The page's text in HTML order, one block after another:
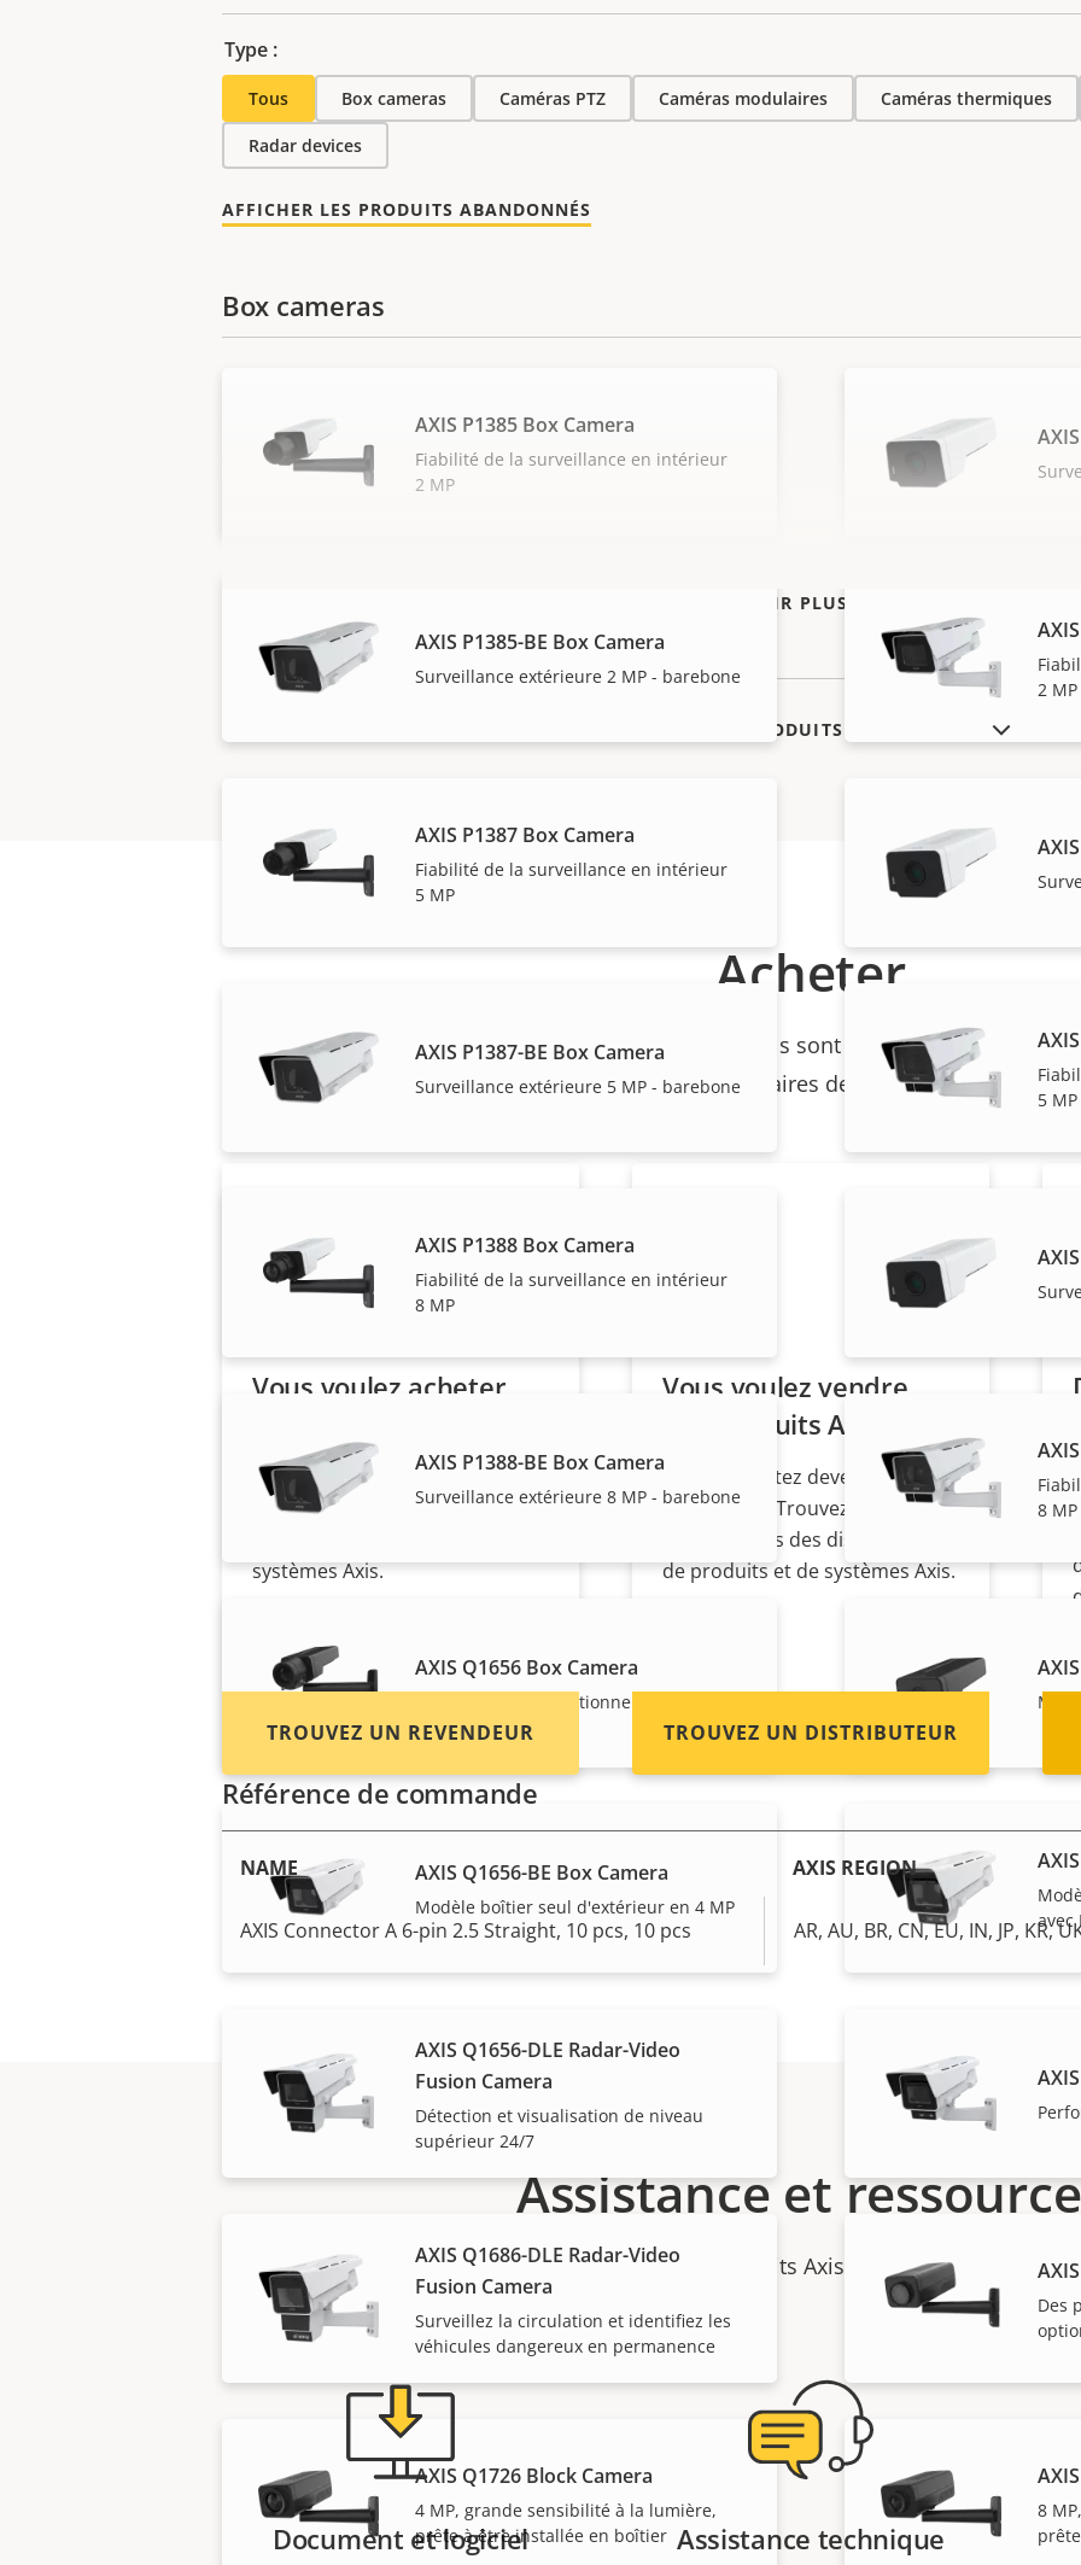
Type :
Tous Box cameras Caméras PTZ Caméras modulaires Caméras thermiques
Radar devices
AFFICHER LES PRODUITS ABANDONNÉS
VOIR PLUS
Box cameras
AXIS P1385 Box Camera
Fiabilité de la surveillance en intérieur
2 MP
AXIS P1385-BE Box Camera
Surveillance extérieure 2 MP - barebone
2 MP
AXIS P1387 Box Camera
Fiabilité de la surveillance en intérieur
5 MP
AXIS P1387-BE Box Camera
Surveillance extérieure 5 MP - barebone
5 MP
AXIS P1388 Box Camera
Fiabilité de la surveillance en intérieur
8 MP
AXIS P1388-BE Box Camera
Surveillance extérieure 8 MP - barebone
8 MP
AXIS Q1656 Box Camera
Performances exceptionnelles en 4 MP
AXIS Q1656-BE Box Camera
Modèle boîtier seul d'extérieur en 4 MP
avec
AXIS Q1656-DLE Radar-Video
Fusion Camera
Détection et visualisation de niveau
supérieur 24/7
AXIS Q1686-DLE Radar-Video
Fusion Camera
Surveillez la circulation et identifiez les
véhicules dangereux en permanence
Des
AXIS Q1726 Block Camera
4 MP, grande sensibilité à la lumière,
prête à être installée en boîtier
8
AFFICHER LES PRODUITS ABANDONNÉS
Acheter
Les solutions Axis et les produits individuels sont vendus et installés de
nos partenaires de confiance.
Vous voulez acheter
Trouvez des revendeurs, des
intégrateurs système et des
systèmes Axis.
TROUVEZ UN REVENDEUR
Vous voulez vendre
des produits Axis ?
Vous souhaitez devenir
revendeur ? Trouvez les
coordonnées des distributeurs
de produits et de systèmes Axis.
TROUVEZ UN DISTRIBUTEUR
Référence de commande
NAME AXIS REGION
AXIS Connector A 6-pin 2.5 Straight, 10 pcs, 10 pcs AR, AU, BR, CN, EU, IN, JP, KR,
Assistance et
Besoin d'informations sur les produits Axis, le logiciel ou de
Document et logiciel Assistance technique